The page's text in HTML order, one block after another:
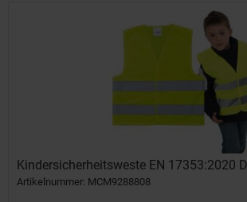
Kindersicherheitsweste EN 17353:2020
Artikelnummer: MCM9288808